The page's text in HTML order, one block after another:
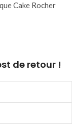
Cake Rocher
de retour !